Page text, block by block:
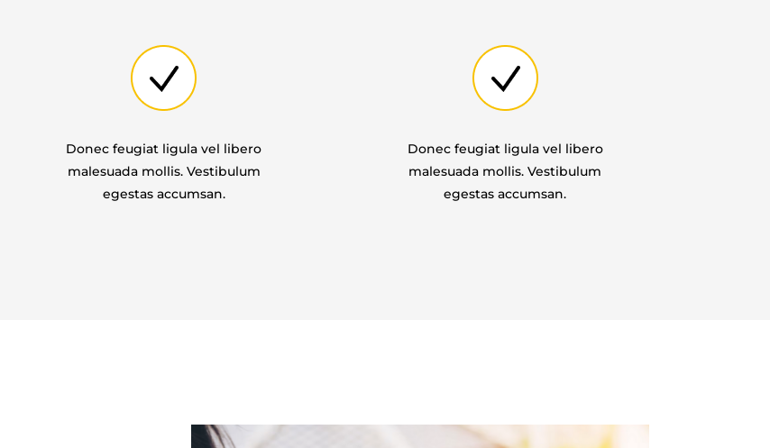
Donec feugiat ligula vel libero
malesuada mollis. Vestibulum
egestas accumsan.
Donec feugiat ligula vel libero
malesuada mollis. Vestibulum
egestas accumsan.